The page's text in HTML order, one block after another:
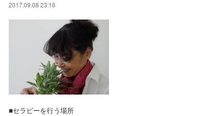
2017.09.08 23:16
■セラピーを行う場所